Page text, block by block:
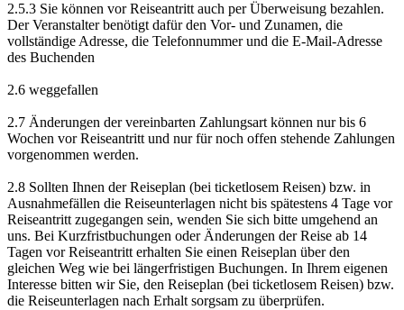
2.5.3 Sie können vor Reiseantritt auch per Überweisung bezahlen.
Der Veranstalter benötigt dafür den Vor- und Zunamen, die
vollständige Adresse, die Telefonnummer und die E-Mail-Adresse
des Buchenden
2.6 weggefallen
2.7 Änderungen der vereinbarten Zahlungsart können nur bis 6
Wochen vor Reiseantritt und nur für noch offen stehende Zahlungen
vorgenommen werden.
2.8 Sollten Ihnen der Reiseplan (bei ticketlosem Reisen) bzw. in
Ausnahmefällen die Reiseunterlagen nicht bis spätestens 4 Tage vor
Reiseantritt zugegangen sein, wenden Sie sich bitte umgehend an
uns. Bei Kurzfristbuchungen oder Änderungen der Reise ab 14
Tagen vor Reiseantritt erhalten Sie einen Reiseplan über den
gleichen Weg wie bei längerfristigen Buchungen. In Ihrem eigenen
Interesse bitten wir Sie, den Reiseplan (bei ticketlosem Reisen) bzw.
die Reiseunterlagen nach Erhalt sorgsam zu überprüfen.